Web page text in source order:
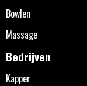
Bowlen
Massage
Bedrijven
Kapper